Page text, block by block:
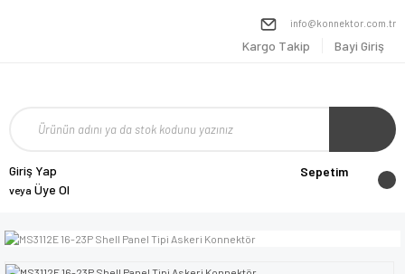
info@konnektor.com.tr
Kargo Takip Bayi Giriş
Giriş Yap
veya Üye Ol
Sepetim